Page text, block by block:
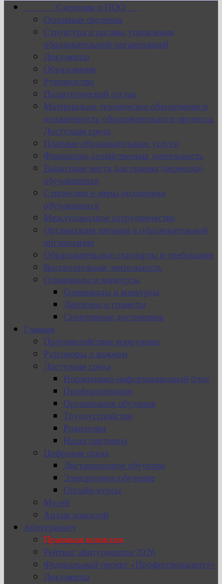
Сведения о ПОО
Основные сведения
Структура и органы управления
образовательной организацией
Документы
Образование
Руководство
Педагогический состав
Материально-техническое обеспечение и
оснащенность образовательного процесса.
Доступная среда
Платные образовательные услуги
Финансово-хозяйственная деятельность
Вакантные места для приема (перевода)
обучающихся
Стипендии и меры поддержки
обучающихся
Международное сотрудничество
Организация питания в образовательной
организации
Образовательные стандарты и требования
Воспитательная деятельность
Олимпиады и конкурсы
Олимпиады и конкурсы
Дипломы и грамоты
Спортивные достижения
Главная
Противодействие коррупции
Разговоры о важном
Доступная среда
Нормативно-информационный блок
Профориентация
Организация обучения
Трудоустройство
Родителям
Наши партнеры
Цифровая среда
Дистанционное обучение
Электронное обучение
Онлайн-курсы
Музей
Архив новостей
Абитуриенту
Приемная комиссия
Рейтинг абитуриентов 2026
Федеральный проект «Профессионалитет»
Документы